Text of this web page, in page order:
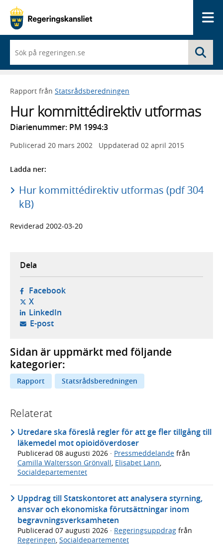
du
börjar
skriva
framträder
lista
med
sökförslag
Rapport från Statsrådsberedningen
Hur kommittédirektiv utformas
Diarienummer: PM 1994:3
Publicerad 20 mars 2002 Uppdaterad 02 april 2015
Ladda ner:
Hur kommittédirektiv utformas (pdf 304
kB)
Reviderad 2002-03-20
Dela
Facebook- öppnas i ny flik, extern webbplats,
X- öppnas i ny flik, extern webbplats,
LinkedIn- öppnas i ny flik, extern webbplats,
E-post- öppnar din e-postklient,
Sidan är uppmärkt med följande
kategorier:
Rapport Statsrådsberedningen
Relaterat
Utredare ska föreslå regler för att ge fler tillgång till
läkemedel mot opioidöverdoser
Publicerad 08 augusti 2026 · Pressmeddelande från
Camilla Waltersson Grönvall, Elisabet Lann,
Socialdepartementet
Uppdrag till Statskontoret att analysera styrning,
ansvar och ekonomiska förutsättningar inom
begravningsverksamheten
Publicerad 07 augusti 2026 · Regeringsuppdrag från
Regeringen, Socialdepartementet